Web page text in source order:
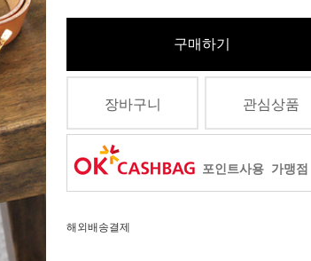
구매하기
장바구니 관심상품
포인트사용 가맹점
해외배송결제